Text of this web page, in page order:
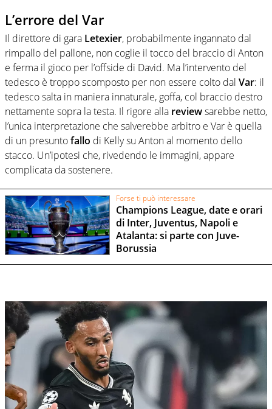
L’errore del Var
Il direttore di gara Letexier, probabilmente ingannato dal
rimpallo del pallone, non coglie il tocco del braccio di Anton
e ferma il gioco per l’offside di David. Ma l’intervento del
tedesco è troppo scomposto per non essere colto dal Var: il
tedesco salta in maniera innaturale, goffa, col braccio destro
nettamente sopra la testa. Il rigore alla reviewsarebbe netto,
l’unica interpretazione che salverebbe arbitro e Var è quella
di un presuntofallo di Kelly su Anton al momento dello
stacco. Un’ipotesi che, rivedendo le immagini, appare
complicata da sostenere.
Forse ti può interessare
Champions League, date e orari
di Inter, Juventus, Napoli e
Atalanta: si parte con Juve-
Borussia